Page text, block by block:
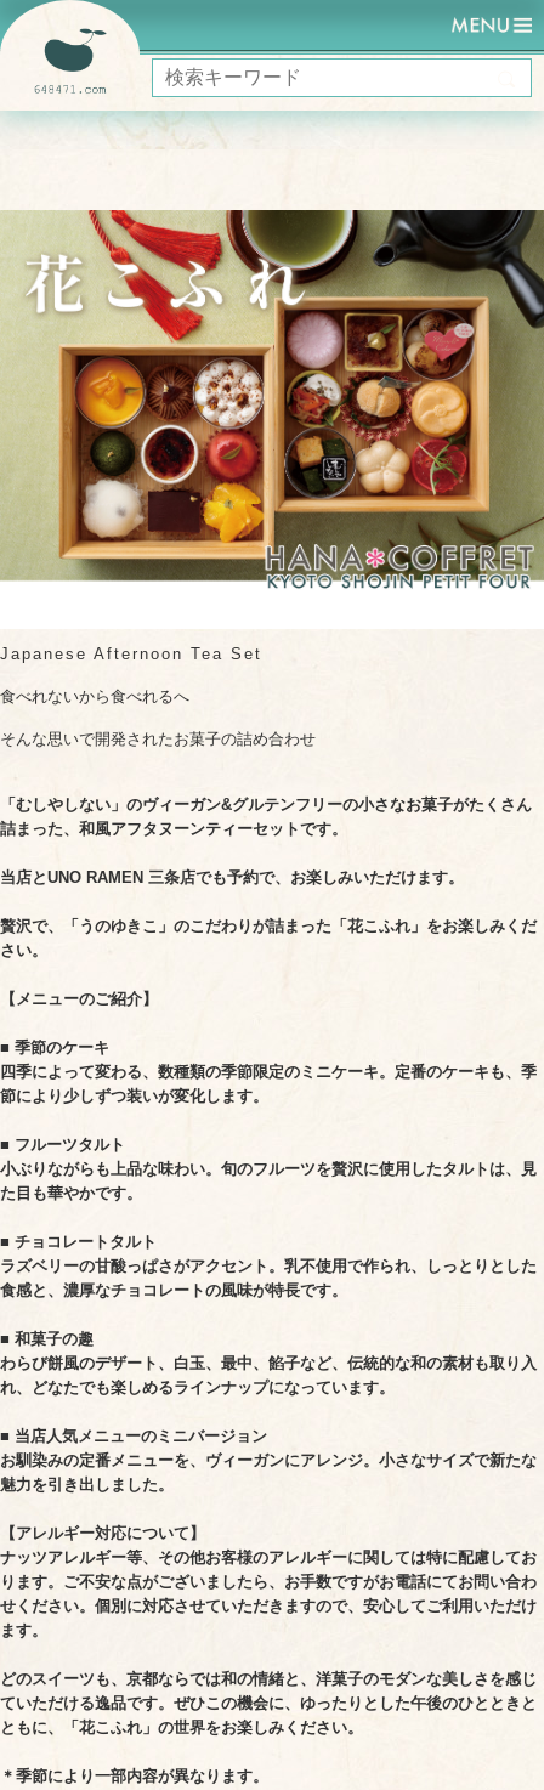
HOME はなこふれ Afternoon Tea
Japanese Afternoon Tea Set
食べれないから食べれるへ
そんな思いで開発されたお菓子の詰め合わせ
「むしやしない」のヴィーガン&グルテンフリーの小さなお菓子がたくさん
詰まった、和風アフタヌーンティーセットです。
当店とUNO RAMEN 三条店でも予約で、お楽しみいただけます。
贅沢で、「うのゆきこ」のこだわりが詰まった「花こふれ」をお楽しみくだ
さい。
【メニューのご紹介】
■ 季節のケーキ
四季によって変わる、数種類の季節限定のミニケーキ。定番のケーキも、季
節により少しずつ装いが変化します。
■ フルーツタルト
小ぶりながらも上品な味わい。旬のフルーツを贅沢に使用したタルトは、見
た目も華やかです。
■ チョコレートタルト
ラズベリーの甘酸っぱさがアクセント。乳不使用で作られ、しっとりとした
食感と、濃厚なチョコレートの風味が特長です。
■ 和菓子の趣
わらび餅風のデザート、白玉、最中、餡子など、伝統的な和の素材も取り入
れ、どなたでも楽しめるラインナップになっています。
■ 当店人気メニューのミニバージョン
お馴染みの定番メニューを、ヴィーガンにアレンジ。小さなサイズで新たな
魅力を引き出しました。
【アレルギー対応について】
ナッツアレルギー等、その他お客様のアレルギーに関しては特に配慮してお
ります。ご不安な点がございましたら、お手数ですがお電話にてお問い合わ
せください。個別に対応させていただきますので、安心してご利用いただけ
ます。
どのスイーツも、京都ならでは和の情緒と、洋菓子のモダンな美しさを感じ
ていただける逸品です。ぜひこの機会に、ゆったりとした午後のひとときと
ともに、「花こふれ」の世界をお楽しみください。
＊季節により一部内容が異なります。